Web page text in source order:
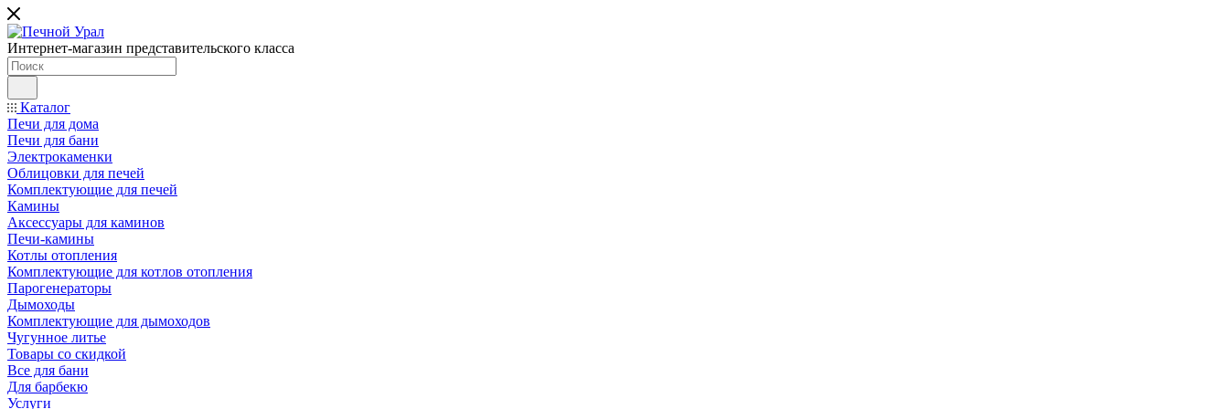
Интернет-магазин представительского класса
Каталог
Печи для дома
Печи для бани
Электрокаменки
Облицовки для печей
Комплектующие для печей
Камины
Аксессуары для каминов
Печи-камины
Котлы отопления
Комплектующие для котлов отопления
Парогенераторы
Дымоходы
Комплектующие для дымоходов
Чугунное литье
Товары со скидкой
Все для бани
Для барбекю
Услуги